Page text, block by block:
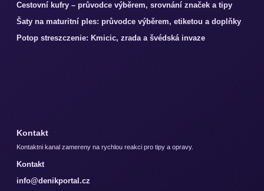
Cestovní kufry – průvodce výběrem, srovnání značek a tipy
Šaty na maturitní ples: průvodce výběrem, etiketou a doplňky
Potop streszczenie: Kmicic, zrada a švédská invaze
Kontakt
Kontaktni kanal zamereny na rychlou reakci pro tipy a opravy.
Kontakt
info@denikportal.cz